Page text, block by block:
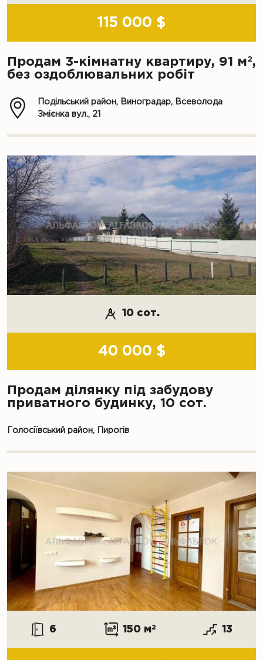
115 000 $
Продам 3-кімнатну квартиру, 91 м2,
без оздоблювальних робіт
Подільський район, Виноградар, Всеволода
Змієнка вул., 21
10 сот.
40 000 $
Продам ділянку під забудову
приватного будинку, 10 сот.
Голосіївський район, Пирогів
6 150 м2 13